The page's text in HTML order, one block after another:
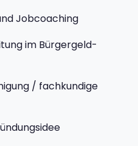
Jobcoaching
im Bürgergeld-
/ fachkundige